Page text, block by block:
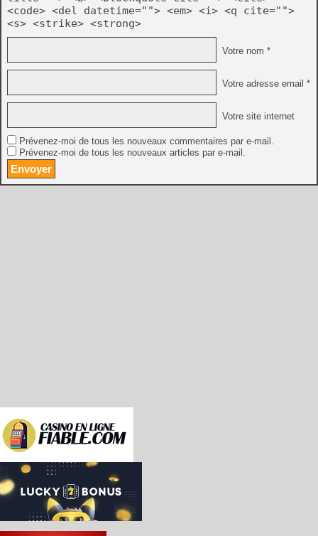
<code> <del datetime=""> <em> <i> <q cite="">
<s> <strike> <strong>
Votre nom *
Votre adresse email *
Votre site internet
Prévenez-moi de tous les nouveaux commentaires par e-mail.
Prévenez-moi de tous les nouveaux articles par e-mail.